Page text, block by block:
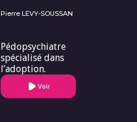
Pierre LEVY-SOUSSAN
Pédopsychiatre
spécialisé dans
l’adoption.
Voir